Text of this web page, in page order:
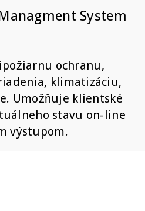
System
ochranu,
klimatizáciu,
Umožňuje klientské
stavu on-line
výstupom.